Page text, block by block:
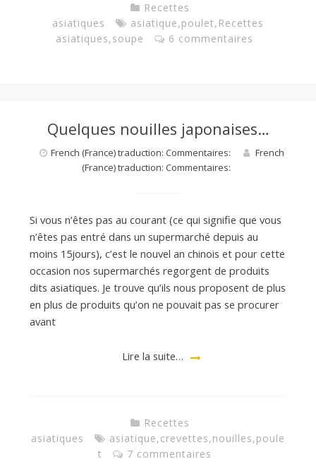
Recettes
asiatiques
asiatique,poulet, Recettes
asiatiques,soupe 6 commentaires
Quelques nouilles japonaises…
French (France) traduction: Commentaires:
French
(France) traduction: Commentaires:
Si vous n’êtes pas au courant (ce qui signifie que vous
n’êtes pas entré dans un supermarché depuis au
moins 15jours), c’est le nouvel an chinois et pour cette
occasion nos supermarchés regorgent de produits
dits asiatiques. Je trouve qu’ils nous proposent de plus
en plus de produits qu’on ne pouvait pas se procurer
avant
Lire la suite…
Recettes
asiatiques
asiatique,crevettes,nouilles,poule
t
7 commentaires